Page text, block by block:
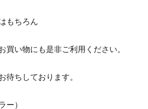
もちろん
買い物にも是非ご利用ください。
待ちしております。
ー）